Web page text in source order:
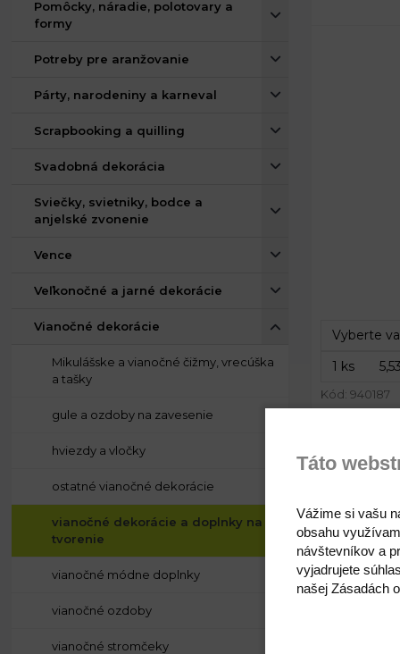
Pomôcky, náradie, polotovary a
formy
Potreby pre aranžovanie
Párty, narodeniny a karneval
Scrapbooking a quilling
Svadobná dekorácia
Sviečky, svietniky, bodce a
anjelské zvonenie
Vence
Veľkonočné a jarné dekorácie
Vianočné dekorácie
Mikulášske a vianočné čižmy, vrecúška
a tašky
gule a ozdoby na zavesenie
hviezdy a vločky
ostatné vianočné dekorácie
vianočné dekorácie a doplnky na
tvorenie
vianočné módne doplnky
vianočné ozdoby
vianočné stromčeky
Kód: 940187
Táto
Vážime si vašu
obsahu
návštevníkov a
vyjadrujete
našej Zásadách